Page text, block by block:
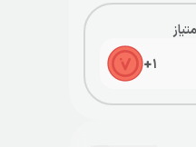
+۱